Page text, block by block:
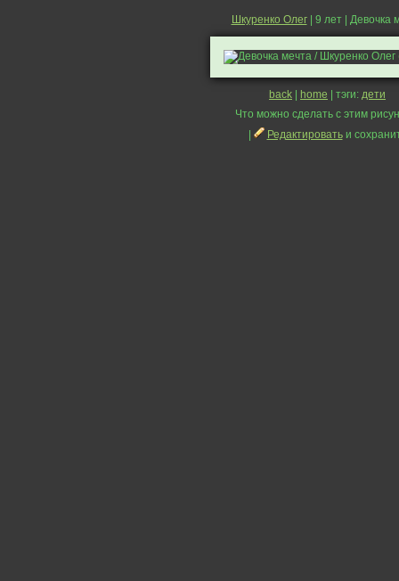
Шкуренко Олег| 9 лет | Девочка
back home | тэги: дети
Что можно сделать с этим
Редактироватьи